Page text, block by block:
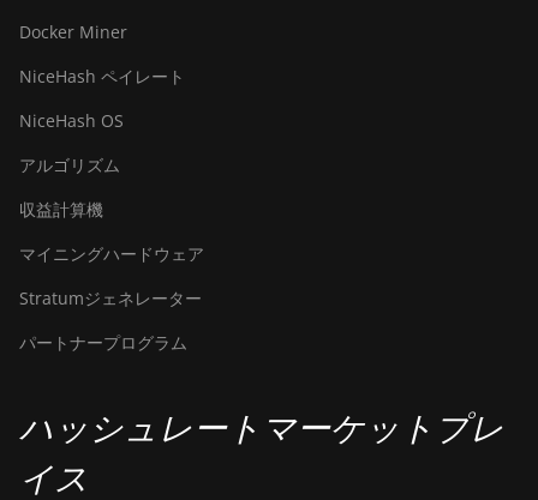
Docker Miner
NiceHash ペイレート
NiceHash OS
アルゴリズム
収益計算機
マイニングハードウェア
Stratumジェネレーター
パートナープログラム
ハッシュレートマーケットプレ
イス